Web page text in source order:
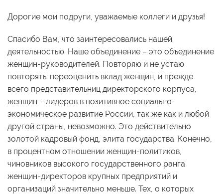
Дорогие мои подруги, уважаемые коллеги и друзья!
Спасибо Вам, что заинтересовались нашей
деятельностью. Наше объединение – это объединение
женщин-руководителей. Повторяю и не устаю
повторять: переоценить вклад женщин, и прежде
всего представительниц директорского корпуса,
женщин – лидеров в позитивное социально-
экономическое развитие России, так же как и любой
другой страны, невозможно. Это действительно
золотой кадровый фонд, элита государства. Конечно,
в процентном отношении женщин-политиков,
чиновников высокого государственного ранга
женщин-директоров крупных предприятий и
организаций значительно меньше. Тех, о которых